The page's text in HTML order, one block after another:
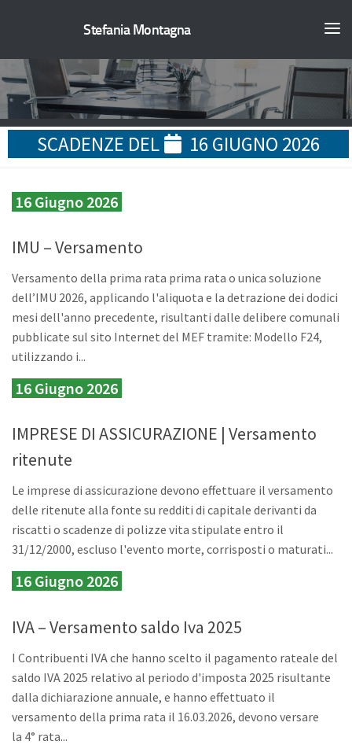
Stefania Montagna
SCADENZE DEL 16 GIUGNO 2026
16 Giugno 2026
IMU – Versamento
Versamento della prima rata prima rata o unica soluzione
dell’IMU 2026, applicando l'aliquota e la detrazione dei dodici
mesi dell'anno precedente, risultanti dalle delibere comunali
pubblicate sul sito Internet del MEF tramite: Modello F24,
utilizzando i...
16 Giugno 2026
IMPRESE DI ASSICURAZIONE | Versamento
ritenute
Le imprese di assicurazione devono effettuare il versamento
delle ritenute alla fonte su redditi di capitale derivanti da
riscatti o scadenze di polizze vita stipulate entro il
31/12/2000, escluso l'evento morte, corrisposti o maturati...
16 Giugno 2026
IVA – Versamento saldo Iva 2025
I Contribuenti IVA che hanno scelto il pagamento rateale del
saldo IVA 2025 relativo al periodo d'imposta 2025 risultante
dalla dichiarazione annuale, e hanno effettuato il
versamento della prima rata il 16.03.2026, devono versare
la 4° rata...